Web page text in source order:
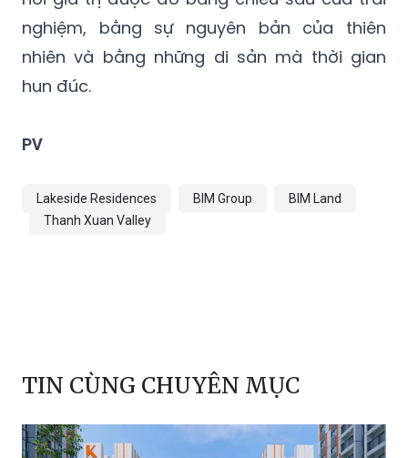
nghiệm, bằng sự nguyên bản của thiên
nhiên và bằng những di sản mà thời gian
hun đúc.
PV
Lakeside Residences BIM Group
BIM Land
Thanh Xuan Valley
TIN CÙNG CHUYÊN MỤC